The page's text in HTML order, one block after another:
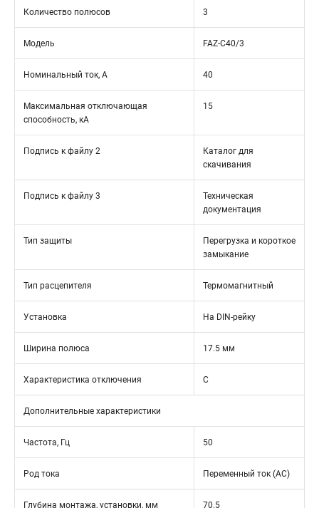
Количество полюсов 3
Модель FAZ-C40/3
Номинальный ток, А 40
Максимальная отключающая
способность, кА
15
Подпись к файлу 2
Каталог для
скачивания
Подпись к файлу 3
Техническая
документация
Тип защиты
Перегрузка и короткое
замыкание
Тип расцепителя Термомагнитный
Установка На DIN-рейку
Ширина полюса 17.5 мм
Характеристика отключения C
Дополнительные характеристики
Частота, Гц 50
Род тока Переменный ток (AC)
Глубина монтажа, установки, мм 70.5